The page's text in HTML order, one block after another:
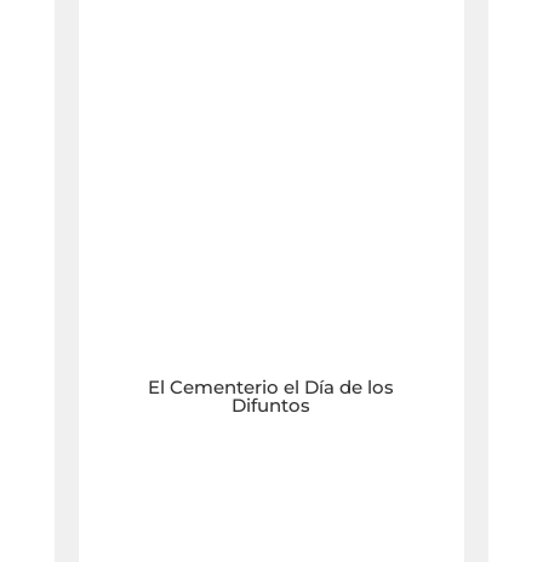
El Cementerio el Día de los
Difuntos